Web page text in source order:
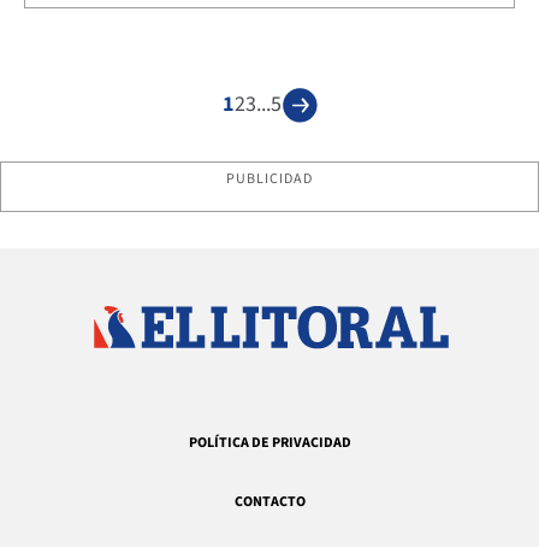
123...5
PUBLICIDAD
POLÍTICA DE PRIVACIDAD
CONTACTO